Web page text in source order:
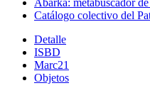
Abarka: metabuscador
Catálogo colectivo del
Detalle
ISBD
Marc21
Objetos